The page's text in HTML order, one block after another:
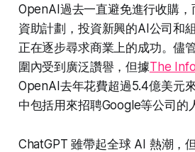
OpenAI過去一直避免進行收購
資助計劃，投資新興的AI公司和
正在逐步尋求商業上的成功。儘
圍內受到廣泛讚譽，但據The
OpenAI去年花費超過5.4億美元
中包括用來招聘Google等公司的
ChatGPT 雖帶起全球 AI 熱潮，